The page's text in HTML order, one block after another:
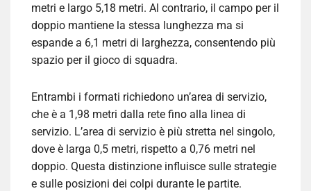
metri e largo 5,18 metri. Al contrario, il campo per il
doppio mantiene la stessa lunghezza ma si
espande a 6,1 metri di larghezza, consentendo più
spazio per il gioco di squadra.
Entrambi i formati richiedono un’area di servizio,
che è a 1,98 metri dalla rete fino alla linea di
servizio. L’area di servizio è più stretta nel singolo,
dove è larga 0,5 metri, rispetto a 0,76 metri nel
doppio. Questa distinzione influisce sulle strategie
e sulle posizioni dei colpi durante le partite.